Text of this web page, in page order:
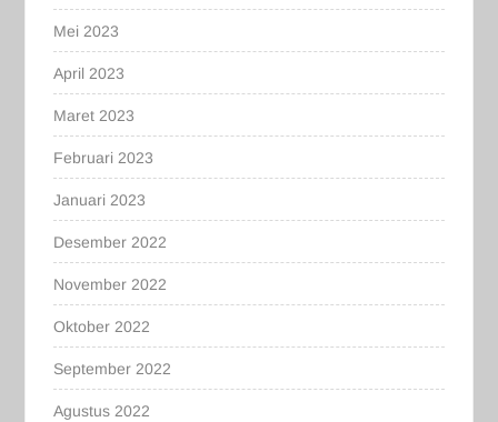
Mei 2023
April 2023
Maret 2023
Februari 2023
Januari 2023
Desember 2022
November 2022
Oktober 2022
September 2022
Agustus 2022